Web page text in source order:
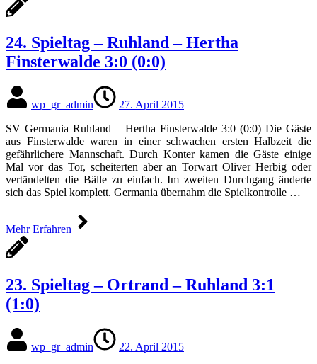
24. Spieltag – Ruhland – Hertha
Finsterwalde 3:0 (0:0)
wp_gr_admin
27. April 2015
SV Germania Ruhland – Hertha Finsterwalde 3:0 (0:0) Die Gäste
aus Finsterwalde waren in einer schwachen ersten Halbzeit die
gefährlichere Mannschaft. Durch Konter kamen die Gäste einige
Mal vor das Tor, scheiterten aber an Torwart Oliver Herbig oder
vertändelten die Bälle zu einfach. Im zweiten Durchgang änderte
sich das Spiel komplett. Germania übernahm die Spielkontrolle …
Mehr Erfahren
23. Spieltag – Ortrand – Ruhland 3:1
(1:0)
wp_gr_admin
22. April 2015